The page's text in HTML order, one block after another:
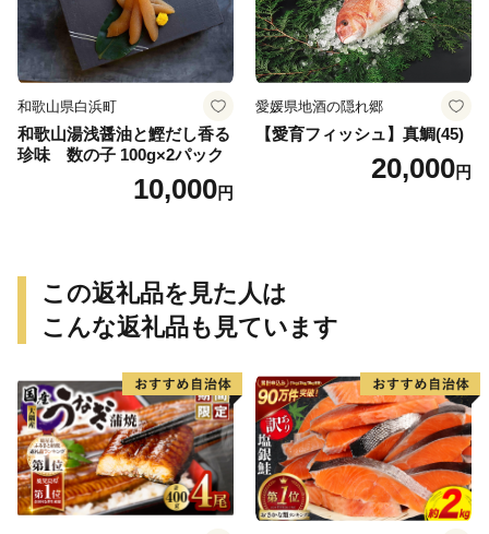
和歌山県白浜町
和歌山湯浅醤油と鰹だし香る
珍味 数の子 100g×2パック
10,000円
愛媛県地酒の隠れ郷
【愛育フィッシュ】真鯛(45)
20,000円
この返礼品を見た人は
こんな返礼品も見ています